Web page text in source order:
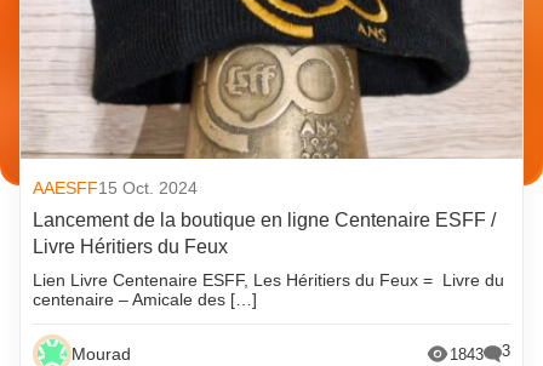
AAESFF15 Oct. 2024
Lancement de la boutique en ligne Centenaire ESFF /
Livre Héritiers du Feux
Lien Livre Centenaire ESFF, Les Héritiers du Feux = Livre du
centenaire – Amicale des […]
Mourad 1843 3